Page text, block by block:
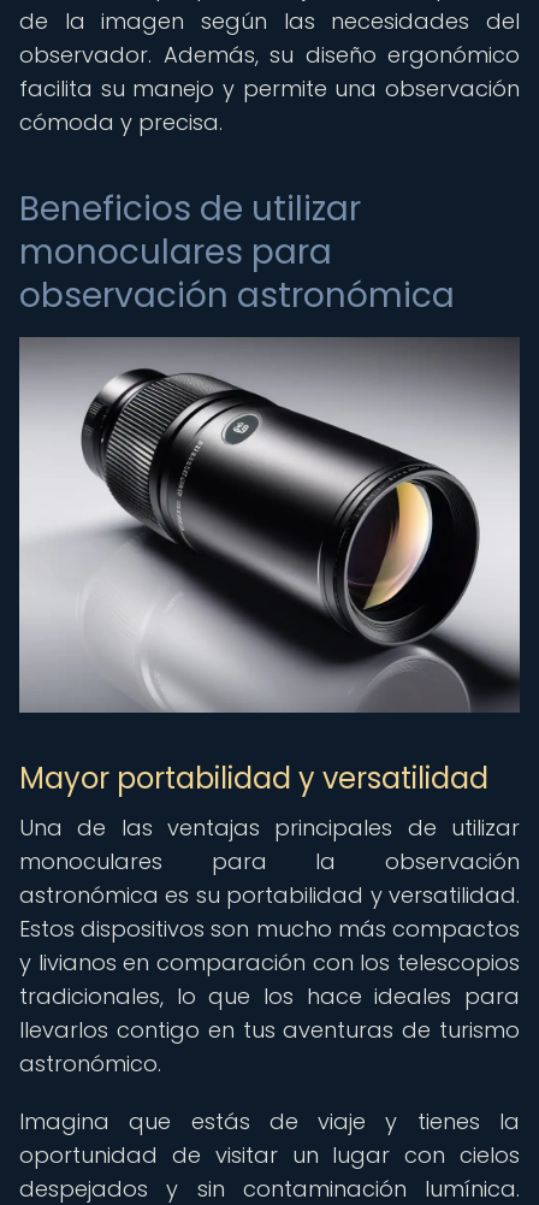
de la imagen según las necesidades del
observador. Además, su diseño ergonómico
facilita su manejo y permite una observación
cómoda y precisa.
Beneficios de utilizar
monoculares para
observación astronómica
Mayor portabilidad y versatilidad
Una de las ventajas principales de utilizar
monoculares para la observación
astronómica es su portabilidad y versatilidad.
Estos dispositivos son mucho más compactos
y livianos en comparación con los telescopios
tradicionales, lo que los hace ideales para
llevarlos contigo en tus aventuras de turismo
astronómico.
Imagina que estás de viaje y tienes la
oportunidad de visitar un lugar con cielos
despejados y sin contaminación lumínica.